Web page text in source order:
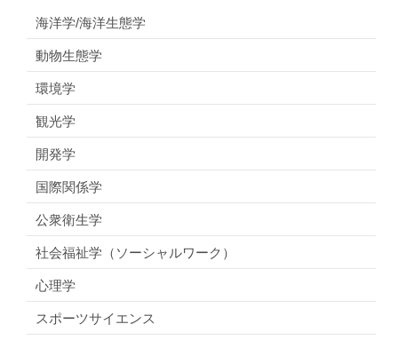
海洋学/海洋生態学
動物生態学
環境学
観光学
開発学
国際関係学
公衆衛生学
社会福祉学（ソーシャルワーク）
心理学
スポーツサイエンス